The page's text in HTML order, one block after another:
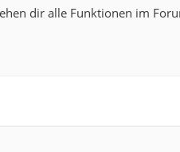
dir alle Funktionen im